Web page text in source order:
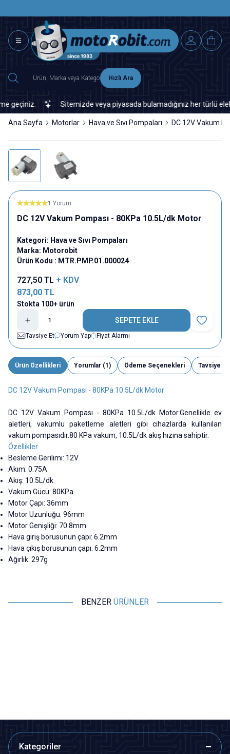
Hızlı Ara
Sitemizde veya piyasada bulamadığınız her türlü
Ana Sayfa Motorlar Hava ve Sıvı Pompaları DC 12V Vakum
1 Yorum
DC 12V Vakum Pompası - 80KPa 10.5L/dk Motor
Kategori: Hava ve Sıvı Pompaları
Marka: Motorobit
Ürün Kodu : MTR.PMP.01.000024
727,50 TL + KDV
873,00 TL
Stokta 100+ ürün
SEPETE EKLE
Favoriye
Tavsiye Et
Yorum Yap Fiyat Alarmı
Ürün Özellikleri Yorumlar (1) Ödeme Seçenekleri Tavsiye Et
DC 12V Vakum Pompası - 80KPa 10.5L/dk Motor
DC 12V Vakum Pompası - 80KPa 10.5L/dk Motor.Genellikle ev
aletleri, vakumlu paketleme aletleri gibi cihazlarda kullanılan
vakum pompasıdır.80 KPa vakum, 10.5L/dk akış hızına sahiptir.
Özellikler
Besleme Gerilimi: 12V
Akım: 0.75A
Akış: 10.5L/dk
Vakum Gücü: 80KPa
Motor Çapı: 36mm
Motor Uzunluğu: 96mm
Motor Genişliği: 70.8mm
Hava giriş borusunun çapı: 6.2mm
Hava çıkış borusunun çapı: 6.2mm
Ağırlık: 297g
BENZER ÜRÜNLER
Kategoriler